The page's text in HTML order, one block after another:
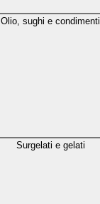
Olio, sughi e condimenti
Surgelati e gelati